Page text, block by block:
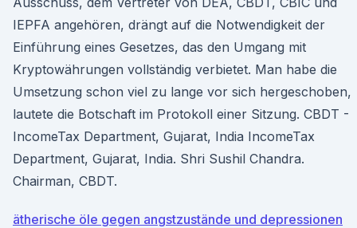
IEPFA angehören, drängt auf die Notwendigkeit der
Einführung eines Gesetzes, das den Umgang mit
Kryptowährungen vollständig verbietet. Man habe die
Umsetzung schon viel zu lange vor sich hergeschoben,
lautete die Botschaft im Protokoll einer Sitzung. CBDT -
IncomeTax Department, Gujarat, India IncomeTax
Department, Gujarat, India. Shri Sushil Chandra.
Chairman, CBDT.
ätherische öle gegen angstzustände und depressionen